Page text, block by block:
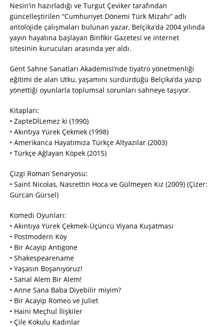
Nesin’in hazırladığı ve Turgut Çeviker tarafından
güncelleştirilen “Cumhuriyet Dönemi Türk Mizahı” adlı
antolojide çalışmaları bulunan yazar, Belçika’da 2004 yılında
yayın hayatına başlayan Binfikir Gazetesi ve internet
sitesinin kurucuları arasında yer aldı.
Gent Sahne Sanatları Akademisi’nde tiyatro yönetmenliği
eğitimi de alan Utku, yaşamını sürdürdüğü Belçika’da yazıp
yönettiği oyunlarla toplumsal sorunları sahneye taşıyor.
Kitapları:
• ZapteDİLemez ki (1990)
• Akıntıya Yürek Çekmek (1998)
• Amerikanca Hayatımıza Türkçe Altyazılar (2003)
• Türkçe Ağlayan Köpek (2015)
Çizgi Roman Senaryosu:
• Saint Nicolas, Nasrettin Hoca ve Gülmeyen Kız (2009) (Çizer:
Gürcan Gürsel)
Komedi Oyunları:
• Akıntıya Yürek Çekmek-Üçüncü Viyana Kuşatması
• Postmodern Köy
• Bir Acayip Antigone
• Shakespearename
• Yaşasın Boşanıyoruz!
• Sanal Alem Bir Alem!
• Anne Sana Baba Diyebilir miyim?
• Bir Acayip Romeo ve Juliet
• Haini Meçhul İlişkiler
• Çile Kokulu Kadınlar